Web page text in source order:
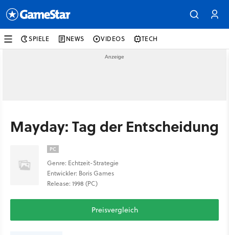
SPIELE NEWS VIDEOS TECH
Mayday: Tag der Entscheidung
PC
Genre: Echtzeit-Strategie
Entwickler: Boris Games
Release: 1998 (PC)
Preisvergleich